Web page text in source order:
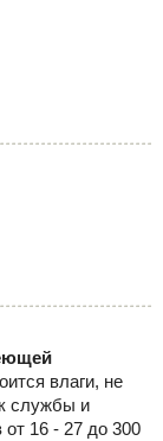
влаги, не
службы и
16 - 27 до 300